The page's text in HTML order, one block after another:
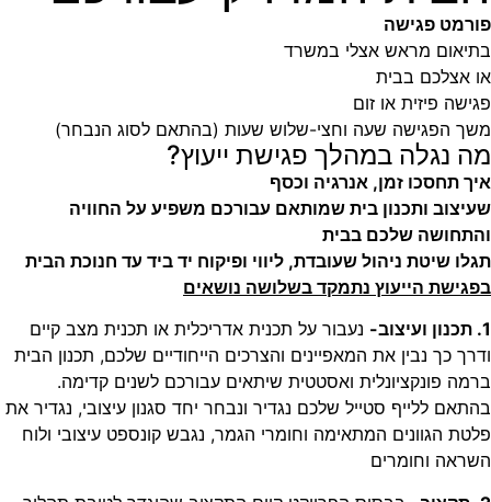
פורמט פגישה
בתיאום מראש אצלי במשרד
או אצלכם בבית
פגישה פיזית או זום
משך הפגישה שעה וחצי-שלוש שעות (בהתאם לסוג הנבחר)
מה נגלה במהלך פגישת ייעוץ?
איך תחסכו זמן, אנרגיה וכסף
שעיצוב ותכנון בית שמותאם עבורכם משפיע על החוויה
והתחושה שלכם בבית
תגלו שיטת ניהול שעובדת, ליווי ופיקוח יד ביד עד חנוכת הבית
בפגישת הייעוץ נתמקד בשלושה נושאים
1. תכנון ועיצוב-
נעבור על תכנית אדריכלית או תכנית מצב קיים
ודרך כך נבין את המאפיינים והצרכים הייחודיים שלכם, תכנון הבית
ברמה פונקציונלית ואסטטית שיתאים עבורכם לשנים קדימה.
בהתאם ללייף סטייל שלכם נגדיר ונבחר יחד סגנון עיצובי, נגדיר את
פלטת הגוונים המתאימה וחומרי הגמר, נגבש קונספט עיצובי ולוח
השראה וחומרים